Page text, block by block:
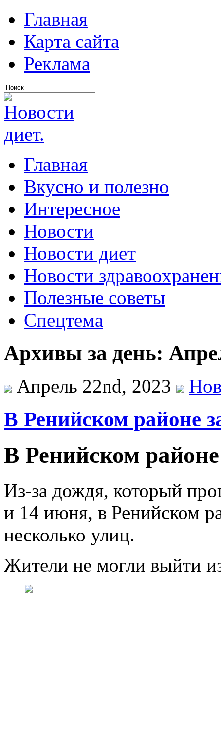
Главная
Карта сайта
Реклама
Главная
Вкусно и полезно
Интересное
Новости
Новости диет
Новости
Полезные советы
Спецтема
Архивы за день:
Апрель 22nd, 2023
В Ренийском районе
В Ренийском
Из-за дождя, который
и 14 июня, в Ренийском
несколько улиц.
Жители не могли выйти